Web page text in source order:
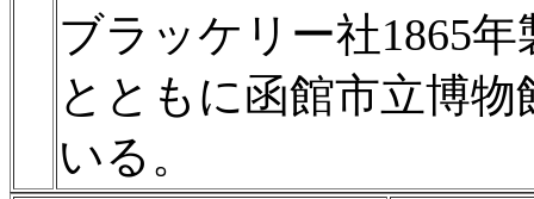
ブラッケリー社1865
とともに函館市立博
いる。